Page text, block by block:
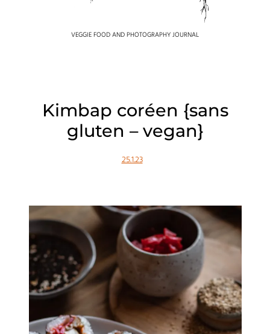
VEGGIE FOOD AND PHOTOGRAPHY JOURNAL
Kimbap coréen {sans
gluten – vegan}
25.1.23